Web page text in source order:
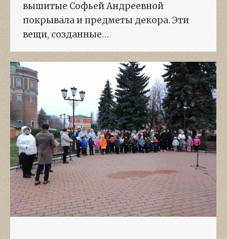
вышитые Софьей Андреевной
покрывала и предметы декора. Эти
вещи, созданные…